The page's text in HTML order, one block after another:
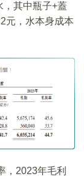
，其中瓶子+蓋
元，水本身成本
，2023年毛利